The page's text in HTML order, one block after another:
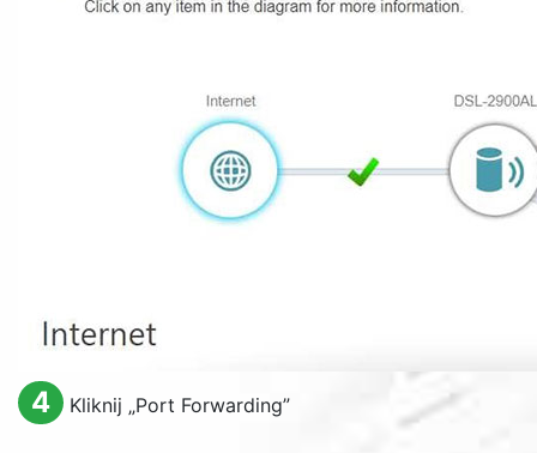
4 Kliknij „Port Forwarding”